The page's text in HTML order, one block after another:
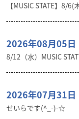
【MUSIC STATE】8/
2026年08月05日
8/12（水）MUSIC
2026年07月31日
せいらです(^_-)-☆